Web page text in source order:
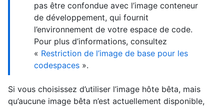
pas être confondue avec l’image conteneur
de développement, qui fournit
l’environnement de votre espace de code.
Pour plus d’informations, consultez
« Restriction de l’image de base pour les
codespaces ».
Si vous choisissez d’utiliser l’image hôte bêta, mais
qu’aucune image bêta n’est actuellement disponible,